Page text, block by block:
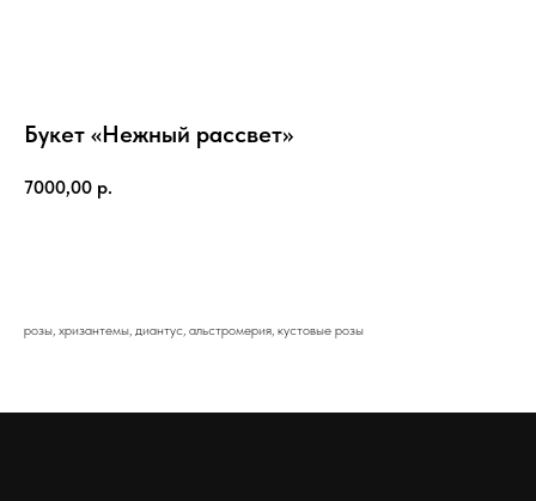
Букет «Нежный рассвет»
7000,00 р.
розы, хризантемы, диантус, альстромерия, кустовые розы